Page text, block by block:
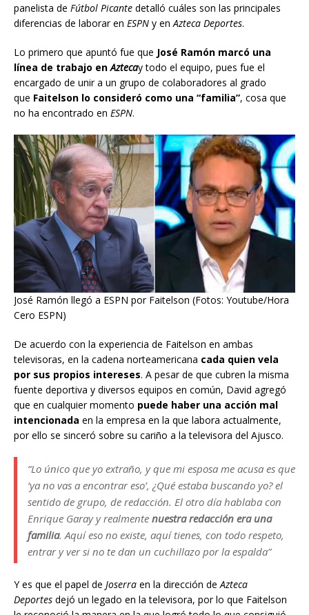
panelista de Fútbol Picante detalló cuáles son las principales
diferencias de laborar en ESPN y enAzteca Deportes.
Lo primero que apuntó fue que José Ramón marcó una
línea de trabajo enAztecay todo el equipo, pues fue el
encargado de unir a un grupo de colaboradores al grado
que Faitelson lo consideró como una “familia”, cosa que
no ha encontrado en ESPN.
José Ramón llegó a ESPN por Faitelson (Fotos: Youtube/Hora
Cero ESPN)
De acuerdo con la experiencia de Faitelson en ambas
televisoras, en la cadena norteamericana cada quien vela
por sus propios intereses. A pesar de que cubren la misma
fuente deportiva y diversos equipos en común, David agregó
que en cualquier momento puede haber una acción mal
intencionada en la empresa en la que labora actualmente,
por ello se sinceró sobre su cariño a la televisora del Ajusco.
“Lo único que yo extraño, y que mi esposa me acusa es que
‘ya no vas a encontrar eso’, ¿Qué estaba buscando yo? el
sentido de grupo, de redacción. El otro día hablaba con
Enrique Garay y realmente nuestra redacción era una
familia. Aquí eso no existe, aquí tienes, con todo respeto,
entrar y ver si no te dan un cuchillazo por la espalda”
Y es que el papel de Joserra en la dirección deAzteca
Deportes dejó un legado en la televisora, por lo que Faitelson